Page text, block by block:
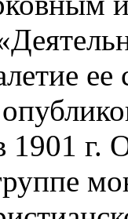
1901